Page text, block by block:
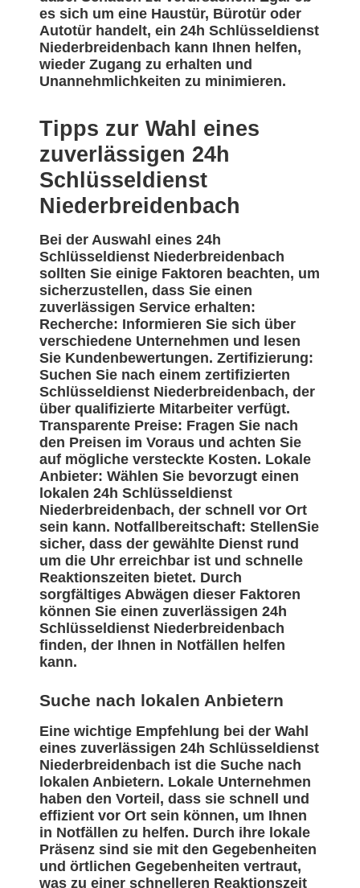
es sich um eine Haustür, Bürotür oder
Autotür handelt, ein 24h Schlüsseldienst
Niederbreidenbach kann Ihnen helfen,
wieder Zugang zu erhalten und
Unannehmlichkeiten zu minimieren.
Tipps zur Wahl eines
zuverlässigen 24h
Schlüsseldienst
Niederbreidenbach
Bei der Auswahl eines 24h
Schlüsseldienst Niederbreidenbach
sollten Sie einige Faktoren beachten, um
sicherzustellen, dass Sie einen
zuverlässigen Service erhalten:
Recherche: Informieren Sie sich über
verschiedene Unternehmen und lesen
Sie Kundenbewertungen. Zertifizierung:
Suchen Sie nach einem zertifizierten
Schlüsseldienst Niederbreidenbach, der
über qualifizierte Mitarbeiter verfügt.
Transparente Preise: Fragen Sie nach
den Preisen im Voraus und achten Sie
auf mögliche versteckte Kosten. Lokale
Anbieter: Wählen Sie bevorzugt einen
lokalen 24h Schlüsseldienst
Niederbreidenbach, der schnell vor Ort
sein kann. Notfallbereitschaft: StellenSie
sicher, dass der gewählte Dienst rund
um die Uhr erreichbar ist und schnelle
Reaktionszeiten bietet. Durch
sorgfältiges Abwägen dieser Faktoren
können Sie einen zuverlässigen 24h
Schlüsseldienst Niederbreidenbach
finden, der Ihnen in Notfällen helfen
kann.
Suche nach lokalen Anbietern
Eine wichtige Empfehlung bei der Wahl
eines zuverlässigen 24h Schlüsseldienst
Niederbreidenbach ist die Suche nach
lokalen Anbietern. Lokale Unternehmen
haben den Vorteil, dass sie schnell und
effizient vor Ort sein können, um Ihnen
in Notfällen zu helfen. Durch ihre lokale
Präsenz sind sie mit den Gegebenheiten
und örtlichen Gegebenheiten vertraut,
was zu einer schnelleren Reaktionszeit